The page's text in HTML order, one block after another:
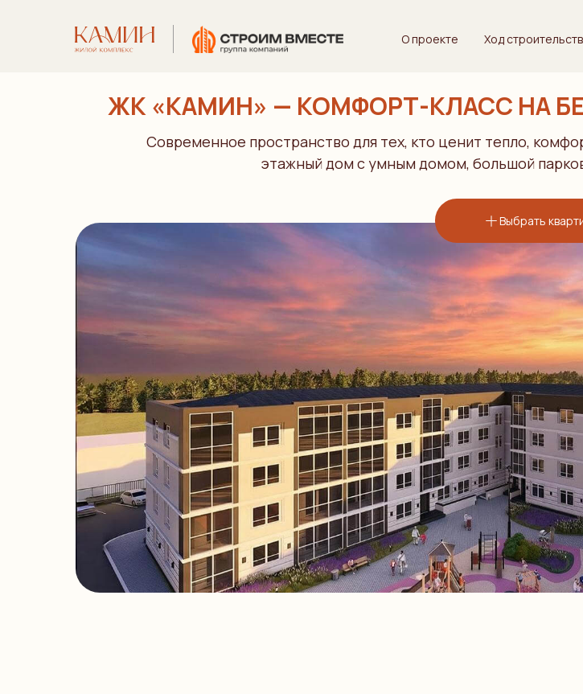
О проекте Ход
ЖК «КАМИН» — КОМФОРТ-КЛАСС НА
Современное пространство для тех, кто ценит тепло,
этажный дом с умным домом, большой
Выбрать